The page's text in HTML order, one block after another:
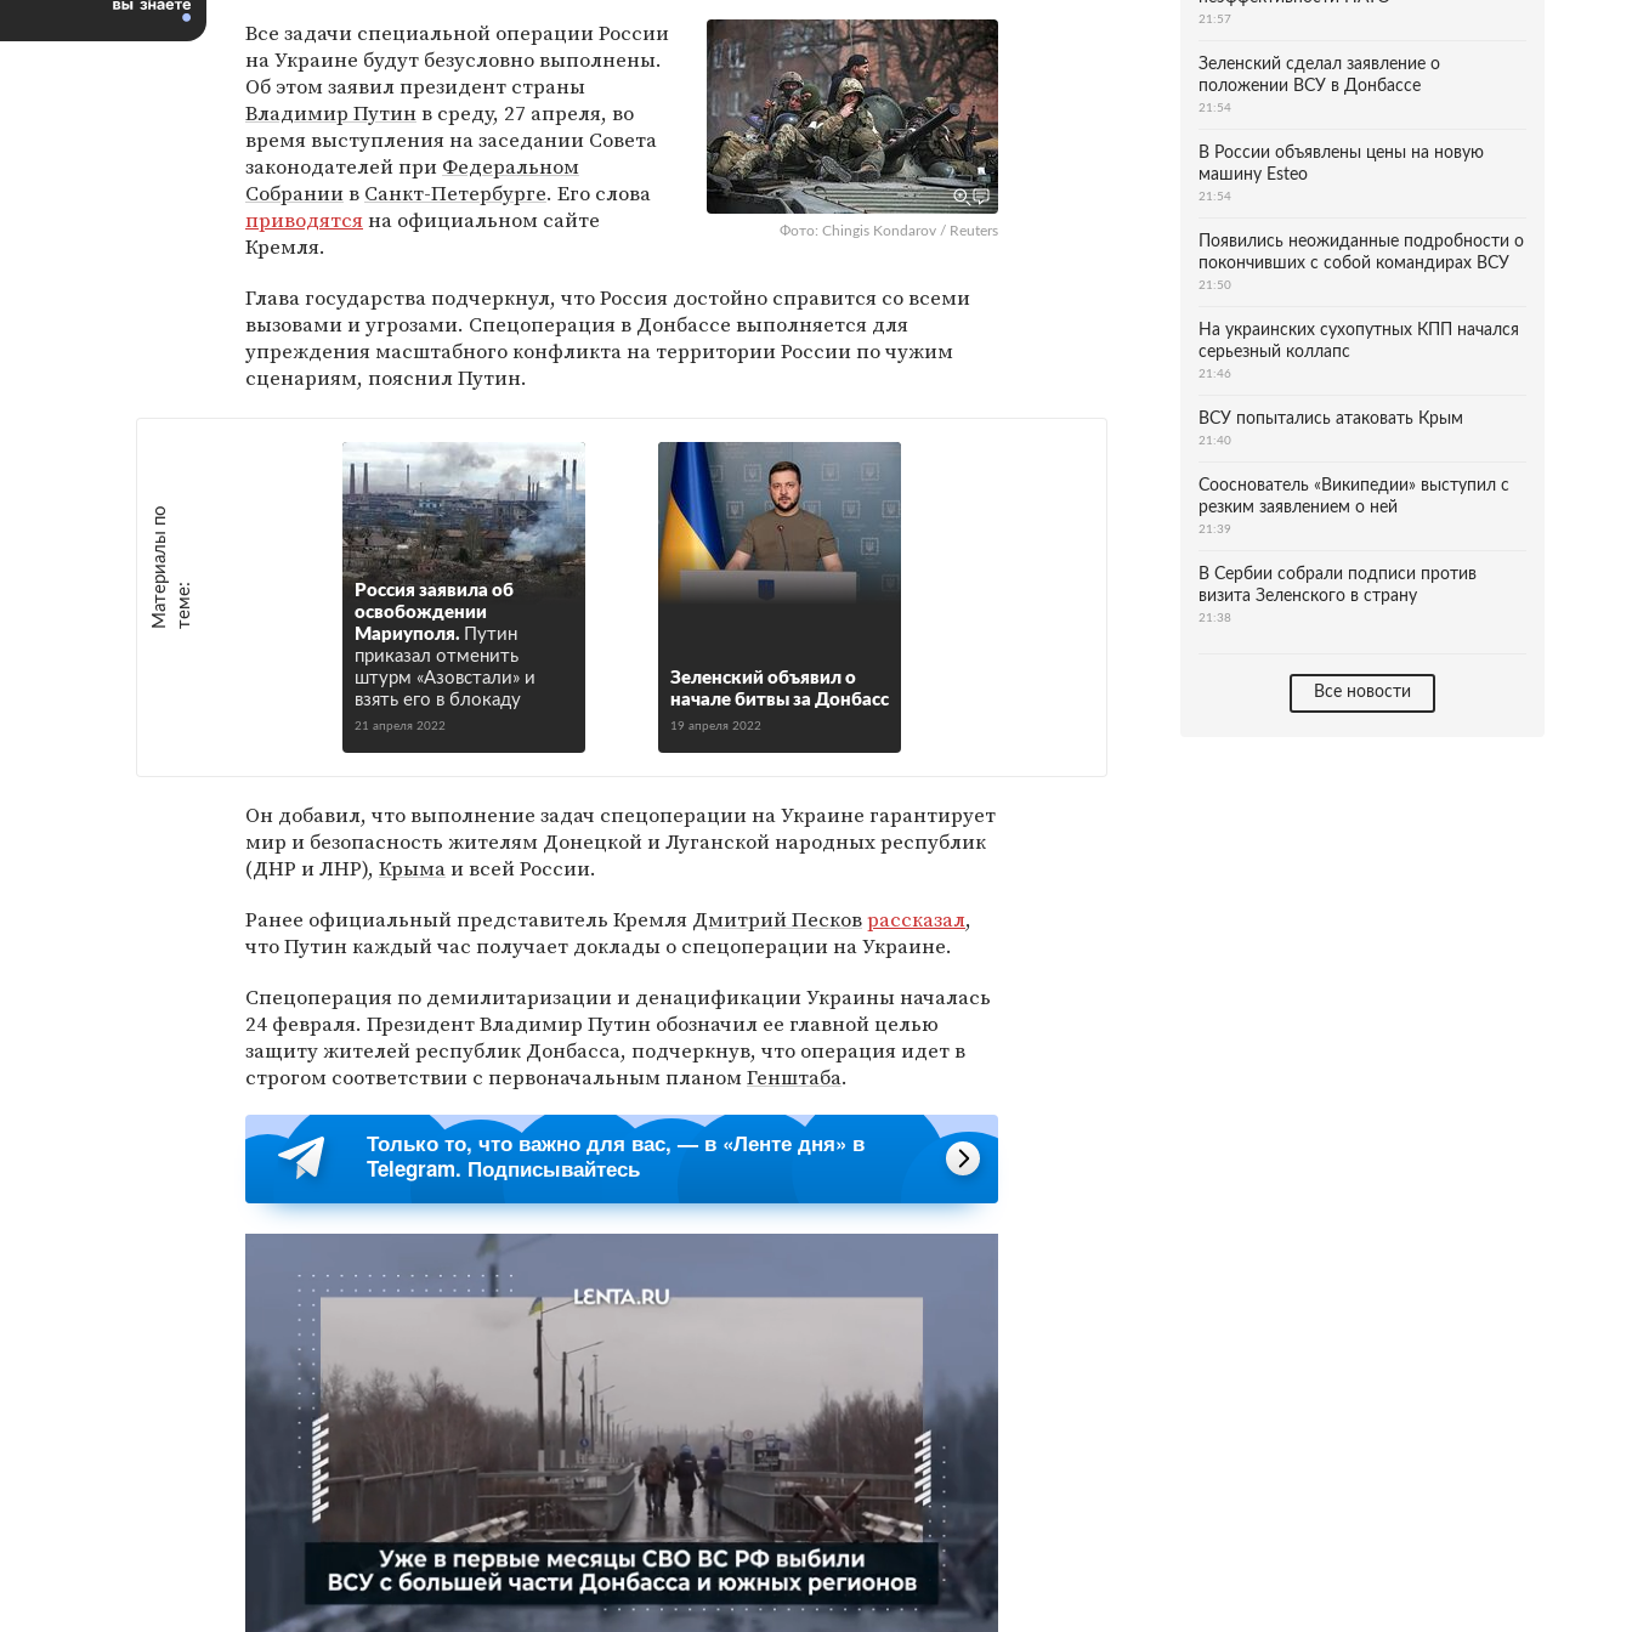
Фото: Chingis Kondarov / Reuters
Все задачи специальной операции России
на Украине будут безусловно выполнены.
Об этом заявил президент страны
Владимир Путинв среду, 27 апреля, во
время выступления на заседании Совета
законодателей при Федеральном
Собраниив Санкт-Петербурге. Его слова
приводятcяна официальном сайте
Кремля.
Глава государства подчеркнул, что Россия достойно справится со всеми
вызовами и угрозами. Cпецоперация в Донбассе выполняется для
упреждения масштабного конфликта на территории России по чужим
сценариям, пояснил Путин.
М
а
т е
р
и
а
л
ы
п
о
т
е
м
е :
Россия заявила об
освобождении
Мариуполя.
Путин
приказал отменить
штурм «Азовстали» и
взять его в блокаду
21 апреля 2022
Зеленский объявил о
начале битвы за Донбасс
19 апреля 2022
Он добавил, что выполнение задач спецоперации на Украине гарантирует
мир и безопасность жителям Донецкой и Луганской народных республик
(ДНР и ЛНР), Крымаи всей России.
Ранее официальный представитель Кремля Дмитрий Песковрассказал,
что Путин каждый час получает доклады о спецоперации на Украине.
Спецоперация по демилитаризации и денацификации Украины началась
24 февраля. Президент Владимир Путин обозначил ее главной целью
защиту жителей республик Донбасса, подчеркнув, что операция идет в
строгом соответствии с первоначальным планомГенштаба.
Только то, что важно для вас, — в «Ленте дня» в
Telegram. Подписывайтесь
21:57
Зеленский сделал заявление о
положении ВСУ в Донбассе
21:54
В России объявлены цены на новую
машину Esteo
21:54
Появились неожиданные подробности о
покончивших с собой командирах ВСУ
21:50
На украинских сухопутных КПП начался
серьезный коллапс
21:46
ВСУ попытались атаковать Крым
21:40
Сооснователь «Википедии» выступил с
резким заявлением о ней
21:39
В Сербии собрали подписи против
визита Зеленского в страну
21:38
Все новости